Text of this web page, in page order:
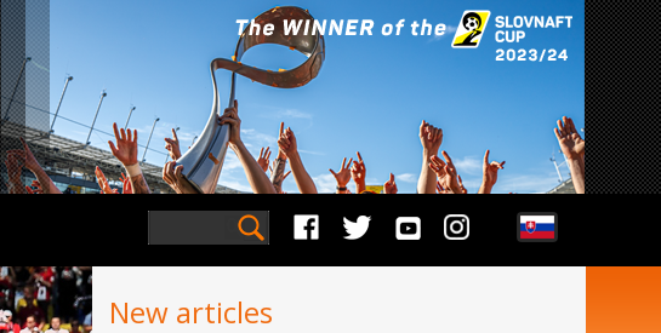
New articles